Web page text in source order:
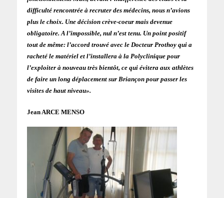
difficulté rencontrée à recruter des médecins, nous n’avions
plus le choix. Une décision crève-coeur mais devenue
obligatoire. A l’impossible, nul n’est tenu. Un point positif
tout de même: l’accord trouvé avec le Docteur Prothoy qui a
racheté le matériel et l’installera à la Polyclinique pour
l’exploiter à nouveau très bientôt, ce qui évitera aux athlètes
de faire un long déplacement sur Briançon pour passer les
visites de haut niveau».
Jean ARCE MENSO